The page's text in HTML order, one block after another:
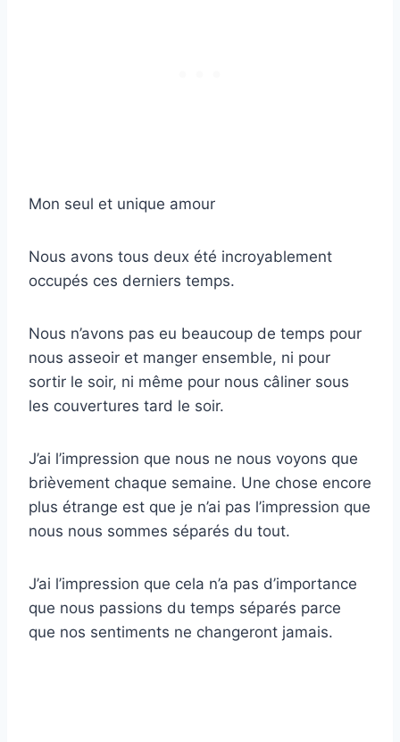
Mon seul et unique amour
Nous avons tous deux été incroyablement
occupés ces derniers temps.
Nous n’avons pas eu beaucoup de temps pour
nous asseoir et manger ensemble, ni pour
sortir le soir, ni même pour nous câliner sous
les couvertures tard le soir.
J’ai l’impression que nous ne nous voyons que
brièvement chaque semaine. Une chose encore
plus étrange est que je n’ai pas l’impression que
nous nous sommes séparés du tout.
J’ai l’impression que cela n’a pas d’importance
que nous passions du temps séparés parce
que nos sentiments ne changeront jamais.